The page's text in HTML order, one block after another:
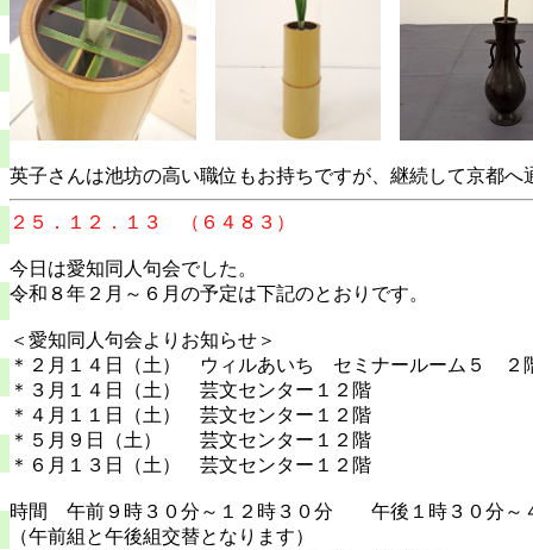
英子さんは池坊の高い職位もお持ちですが、継続して京都
２５．１２．１３ （６４８３）
今日は愛知同人句会でした。
令和８年２月～６月の予定は下記のとおりです。
＜愛知同人句会よりお知らせ＞
＊２月１４日（土） ウィルあいち セミナール
＊３月１４日（土） 芸文センター１２階
＊４月１１日（土） 芸文センター１２階
＊５月９日（土） 芸文センター１２階
＊６月１３日（土） 芸文センター１２階
時間 午前９時３０分～１２時３０分 午後１時３０分～
（午前組と午後組交替となります）